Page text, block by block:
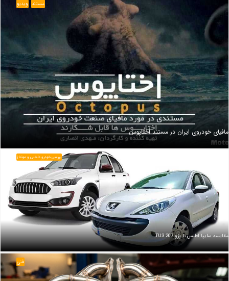
مافیای خودروی ایران در مستند اختاپوس
مستند ویدیو
مقایسه سایپا اطلس با پژو 207 TU3
بررسی خودرو داخلی و مونتاژ
فنی